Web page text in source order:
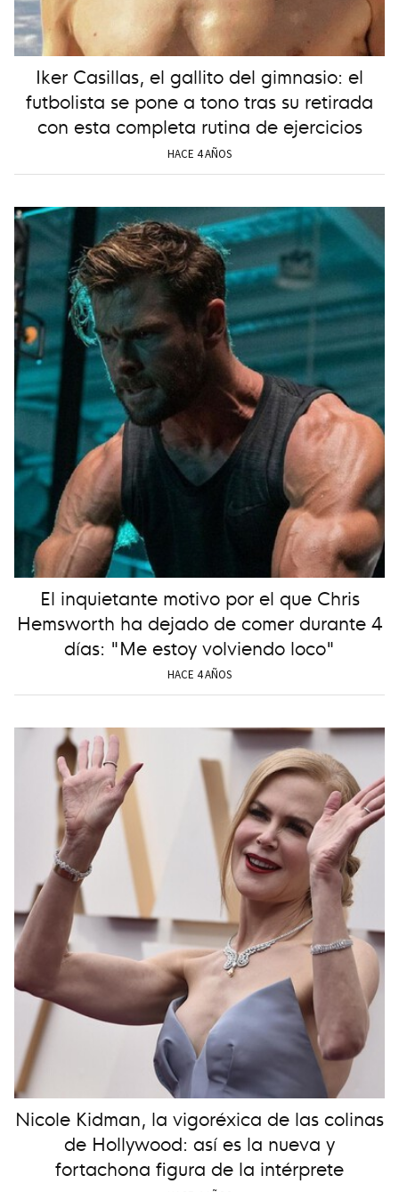
Iker Casillas, el gallito del gimnasio: el
futbolista se pone a tono tras su retirada
con esta completa rutina de ejercicios
HACE 4 AÑOS
El inquietante motivo por el que Chris
Hemsworth ha dejado de comer durante 4
días: "Me estoy volviendo loco"
HACE 4 AÑOS
Nicole Kidman, la vigoréxica de las colinas
de Hollywood: así es la nueva y
fortachona figura de la intérprete